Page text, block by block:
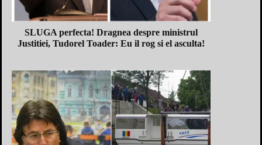
SLUGA perfecta! Dragnea despre ministrul
Justitiei, Tudorel Toader: Eu il rog si el asculta!